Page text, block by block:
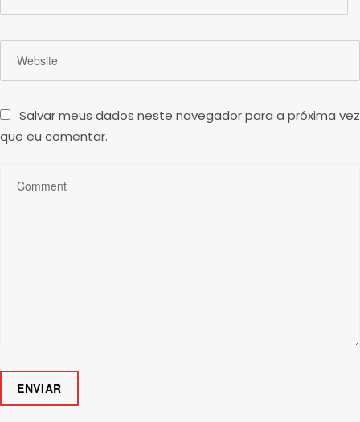
Salvar meus dados neste navegador para a próxima vez
que eu comentar.